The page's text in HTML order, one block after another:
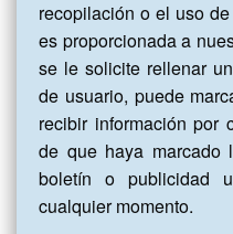
recopilación o el uso
es proporcionada a
se le solicite rellenar
de usuario, puede
recibir información
de que haya marcado
boletín o publicidad
cualquier momento.